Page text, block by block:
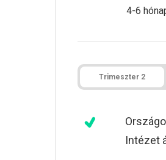
4-6
Trimeszter 2
Intézet